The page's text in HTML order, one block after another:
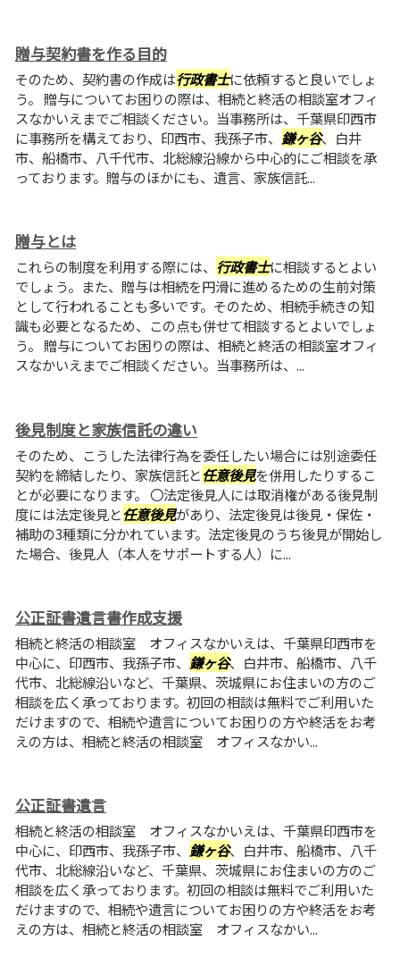
贈与契約書を作る目的
そのため、契約書の作成は行政書士に依頼すると良いでしょ
う。 贈与についてお困りの際は、相続と終活の相談室オフィ
スなかいえまでご相談ください。当事務所は、千葉県印西市
に事務所を構えており、印西市、我孫子市、 鎌ヶ谷、白井
市、船橋市、八千代市、北総線沿線から中心的にご相談を承
っております。贈与のほかにも、遺言、家族信託...
贈与とは
これらの制度を利用する際には、 行政書士に相談するとよい
でしょう。また、贈与は相続を円滑に進めるための生前対策
として行われることも多いです。そのため、相続手続きの知
識も必要となるため、この点も併せて相談するとよいでしょ
う。 贈与についてお困りの際は、相続と終活の相談室オフィ
スなかいえまでご相談ください。当事務所は、...
後見制度と家族信託の違い
そのため、こうした法律行為を委任したい場合には別途委任
契約を締結したり、家族信託と任意後見を併用したりするこ
とが必要になります。 〇法定後見人には取消権がある後見制
度には法定後見と任意後見があり、法定後見は後見・保佐・
補助の3種類に分かれています。法定後見のうち後見が開始し
た場合、後見人（本人をサポートする人）に...
公正証書遺言書作成支援
相続と終活の相談室 オフィスなかいえは、千葉県印西市を
中心に、印西市、我孫子市、 鎌ヶ谷、白井市、船橋市、八千
代市、北総線沿いなど、千葉県、茨城県にお住まいの方のご
相談を広く承っております。初回の相談は無料でご利用いた
だけますので、相続や遺言についてお困りの方や終活をお考
えの方は、相続と終活の相談室 オフィスなかい...
公正証書遺言
相続と終活の相談室 オフィスなかいえは、千葉県印西市を
中心に、印西市、我孫子市、 鎌ヶ谷、白井市、船橋市、八千
代市、北総線沿いなど、千葉県、茨城県にお住まいの方のご
相談を広く承っております。初回の相談は無料でご利用いた
だけますので、相続や遺言についてお困りの方や終活をお考
えの方は、相続と終活の相談室 オフィスなかい...